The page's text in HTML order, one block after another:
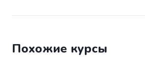
Похожие курсы